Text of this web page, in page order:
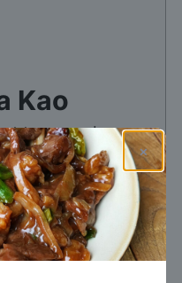
Kao
toe aan de
en laat ongeveer
de garnalen
×